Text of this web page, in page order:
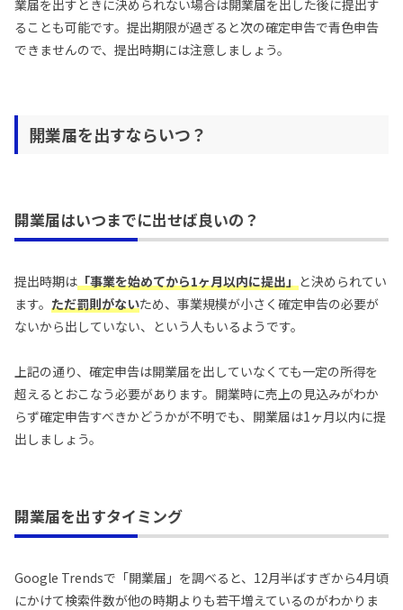
業届を出すときに決められない場合は開業届を出した後に提出す
ることも可能です。提出期限が過ぎると次の確定申告で青色申告
できませんので、提出時期には注意しましょう。
開業届を出すならいつ？
開業届はいつまでに出せば良いの？
提出時期は 「事業を始めてから1ヶ月以内に提出」 と決められてい
ます。 ただ罰則がないため、事業規模が小さく確定申告の必要が
ないから出していない、という人もいるようです。
上記の通り、確定申告は開業届を出していなくても一定の所得を
超えるとおこなう必要があります。開業時に売上の見込みがわか
らず確定申告すべきかどうかが不明でも、開業届は1ヶ月以内に提
出しましょう。
開業届を出すタイミング
Google Trendsで「開業届」を調べると、12月半ばすぎから4月頃
にかけて検索件数が他の時期よりも若干増えているのがわかりま